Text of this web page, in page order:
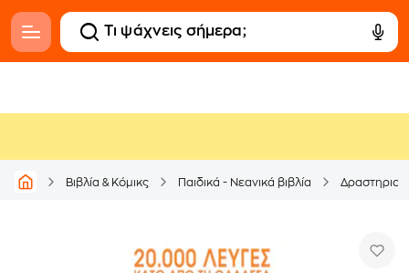
Βιβλία & Κόμικς Παιδικά - Νεανικά βιβλία